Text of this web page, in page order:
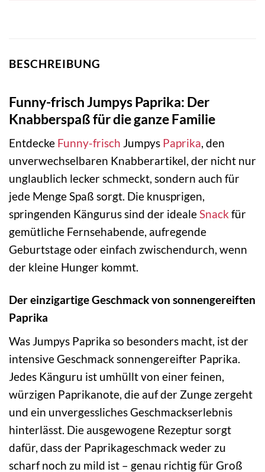
BESCHREIBUNG
Funny-frisch Jumpys Paprika: Der
Knabberspaß für die ganze Familie
Entdecke Funny-frisch Jumpys Paprika, den
unverwechselbaren Knabberartikel, der nicht nur
unglaublich lecker schmeckt, sondern auch für
jede Menge Spaß sorgt. Die knusprigen,
springenden Kängurus sind der idealeSnack für
gemütliche Fernsehabende, aufregende
Geburtstage oder einfach zwischendurch, wenn
der kleine Hunger kommt.
Der einzigartige Geschmack von sonnengereiften
Paprika
Was Jumpys Paprika so besonders macht, ist der
intensive Geschmack sonnengereifter Paprika.
Jedes Känguru ist umhüllt von einer feinen,
würzigen Paprikanote, die auf der Zunge zergeht
und ein unvergessliches Geschmackserlebnis
hinterlässt. Die ausgewogene Rezeptur sorgt
dafür, dass der Paprikageschmack weder zu
scharf noch zu mild ist – genau richtig für Groß